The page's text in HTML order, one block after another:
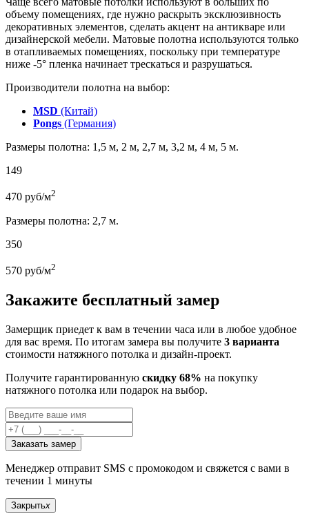
объему помещениях, где нужно раскрыть эксклюзивность
декоративных элементов, сделать акцент на антикваре или
дизайнерской мебели. Матовые полотна используются только
в отапливаемых помещениях, поскольку при температуре
ниже -5° пленка начинает трескаться и разрушаться.
Производители полотна на выбор:
MSD (Китай)
Pongs (Германия)
Размеры полотна: 1,5 м, 2 м, 2,7 м, 3,2 м, 4 м, 5 м.
149
470 руб/м2
Размеры полотна: 2,7 м.
350
570 руб/м2
Закажите бесплатный замер
Замерщик приедет к вам в течении часа или в любое удобное
для вас время. По итогам замера вы получите 3 варианта
стоимости натяжного потолка и дизайн-проект.
Получите гарантированную скидку 68% на покупку
натяжного потолка или подарок на выбор.
Заказать замер
Менеджер отправит SMS с промокодом и свяжется с вами в
течении 1 минуты
Закрытьx